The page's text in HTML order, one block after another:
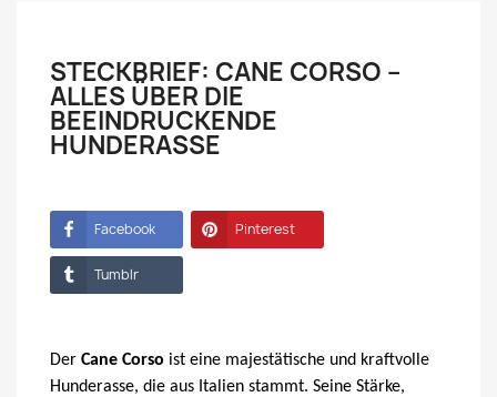
STECKBRIEF: CANE CORSO –
ALLES ÜBER DIE
BEEINDRUCKENDE
HUNDERASSE
Facebook Pinterest
Tumblr
Der Cane Corso ist eine majestätische und kraftvolle
Hunderasse, die aus Italien stammt. Seine Stärke,